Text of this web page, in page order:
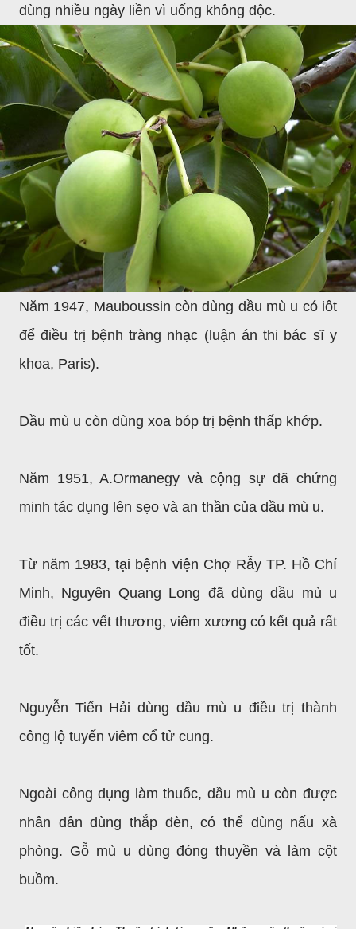
dùng nhiều ngày liền vì uống không độc.
Năm 1947, Mauboussin còn dùng dầu mù u có iôt
để điều trị bệnh tràng nhạc (luận án thi bác sĩ y
khoa, Paris).
Dầu mù u còn dùng xoa bóp trị bệnh thấp khớp.
Năm 1951, A.Ormanegy và cộng sự đã chứng
minh tác dụng lên sẹo và an thần của dầu mù u.
Từ năm 1983, tại bệnh viện Chợ Rẫy TP. Hồ Chí
Minh, Nguyên Quang Long đã dùng dầu mù u
điều trị các vết thương, viêm xương có kết quả rất
tốt.
Nguyễn Tiến Hải dùng dầu mù u điều trị thành
công lộ tuyến viêm cổ tử cung.
Ngoài công dụng làm thuốc, dầu mù u còn được
nhân dân dùng thắp đèn, có thể dùng nấu xà
phòng. Gỗ mù u dùng đóng thuyền và làm cột
buồm.